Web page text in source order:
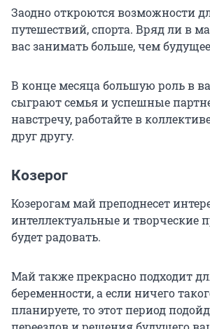
Заодно откроются возможности
путешествий, спорта. Вряд ли в
вас занимать больше, чем
В конце месяца большую роль в
сыграют семья и успешные
навстречу, работайте в
друг другу.
Козерог
Козерогам май преподнесет
интеллектуальные и творческие
будет радовать.
Май также прекрасно подходит
беременности, а если ничего
планируете, то этот период